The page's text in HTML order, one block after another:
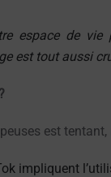
espace de vie
est tout aussi
est
impliquent